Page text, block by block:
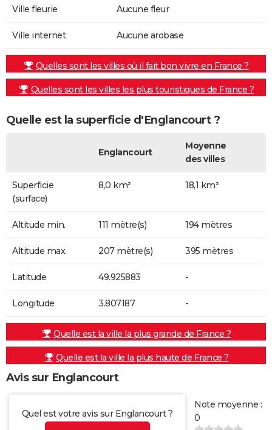
Ville fleurie Aucune fleur
Ville internet Aucune arobase
Quelles sont les villes où il fait bon vivre en France ?
Quelles sont les villes les plus touristiques de France ?
Quelle est la superficie d'Englancourt ?
Englancourt
Moyenne
des villes
Superficie
(surface)
8,0 km² 18,1 km²
Altitude min. 111 mètre(s) 194 mètres
Altitude max. 207 mètre(s) 395 mètres
Latitude 49.925883 -
Longitude 3.807187 -
Quelle est la ville la plus grande de France ?
Quelle est la ville la plus haute de France ?
Avis sur Englancourt
Quel est votre avis sur Englancourt ?
Note moyenne :
0